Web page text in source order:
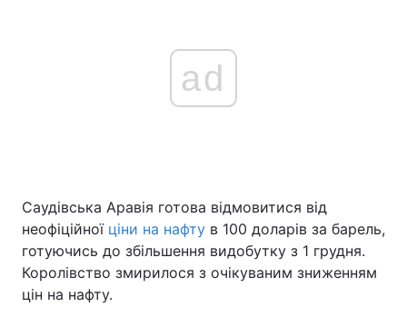
ad
Саудівська Аравія готова відмовитися від
неофіційної ціни на нафту в 100 доларів за барель,
готуючись до збільшення видобутку з 1 грудня.
Королівство змирилося з очікуваним зниженням
цін на нафту.